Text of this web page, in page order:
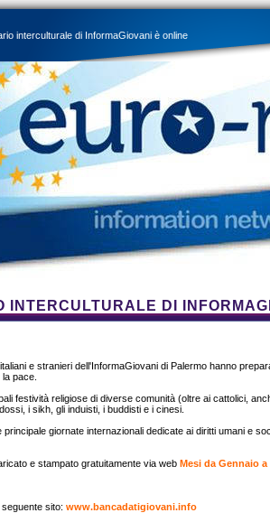
interculturale di InformaGiovani è online
INTERCULTURALE DI
e stranieri dell'InformaGiovani di Palermo hanno
pace.
festività religiose di diverse comunità (oltre ai cattolici,
i sikh, gli induisti, i buddisti e i cinesi.
giornate internazionali dedicate ai diritti umani e
e stampato gratuitamente via web Mesi da Gennaio a
sito: www.bancadatigiovani.info